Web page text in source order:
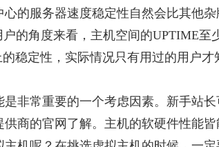
的服务器速度稳定性自然会比其他
的角度来看，主机空间的UPTIME至
稳定性，实际情况只有用过的用户才
非常重要的一个考虑因素。新手站
商的官网了解。主机的软硬件性能